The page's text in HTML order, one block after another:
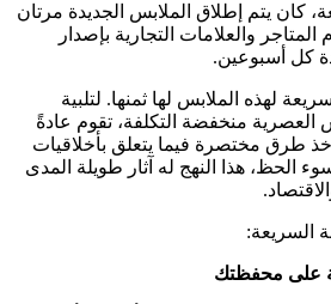
كان يتم إطلاق الملابس الجديدة مرتان
والعلامات التجارية بإصدار
كل أسبوعين.
لهذه الملابس لها ثمنها. لتلبية
العصرية منخفضة التكلفة، تقوم عادةً
طرق مختصرة فيما يتعلق بأخلاقيات
الحظ، هذا النهج له آثار طويلة المدى
السريعة:
على محفظتك